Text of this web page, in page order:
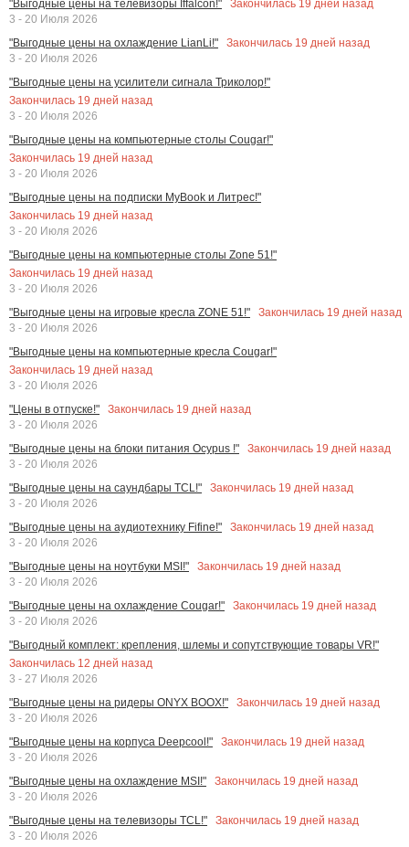
"Выгодные цены на телевизоры Iffalcon!" Закончилась 19 дней назад
3 - 20 Июля 2026
"Выгодные цены на охлаждение LianLi!"
Закончилась 19 дней назад
3 - 20 Июля 2026
"Выгодные цены на усилители сигнала Триколор!"
Закончилась 19 дней назад
3 - 20 Июля 2026
"Выгодные цены на компьютерные столы Cougar!"
Закончилась 19 дней назад
3 - 20 Июля 2026
"Выгодные цены на подписки MyBook и Литрес!"
Закончилась 19 дней назад
3 - 20 Июля 2026
"Выгодные цены на компьютерные столы Zone 51!"
Закончилась 19 дней назад
3 - 20 Июля 2026
"Выгодные цены на игровые кресла ZONE 51!"
Закончилась 19 дней назад
3 - 20 Июля 2026
"Выгодные цены на компьютерные кресла Cougar!"
Закончилась 19 дней назад
3 - 20 Июля 2026
"Цены в отпуске!"
Закончилась 19 дней назад
3 - 20 Июля 2026
"Выгодные цены на блоки питания Ocypus !"
Закончилась 19 дней назад
3 - 20 Июля 2026
"Выгодные цены на саундбары TCL!"
Закончилась 19 дней назад
3 - 20 Июля 2026
"Выгодные цены на аудиотехнику Fifine!"
Закончилась 19 дней назад
3 - 20 Июля 2026
"Выгодные цены на ноутбуки MSI!"
Закончилась 19 дней назад
3 - 20 Июля 2026
"Выгодные цены на охлаждение Cougar!"
Закончилась 19 дней назад
3 - 20 Июля 2026
"Выгодный комплект: крепления, шлемы и сопутствующие товары VR!"
Закончилась 12 дней назад
3 - 27 Июля 2026
"Выгодные цены на ридеры ONYX BOOX!"
Закончилась 19 дней назад
3 - 20 Июля 2026
"Выгодные цены на корпуса Deepcool!"
Закончилась 19 дней назад
3 - 20 Июля 2026
"Выгодные цены на охлаждение MSI!"
Закончилась 19 дней назад
3 - 20 Июля 2026
"Выгодные цены на телевизоры TCL!"
Закончилась 19 дней назад
3 - 20 Июля 2026